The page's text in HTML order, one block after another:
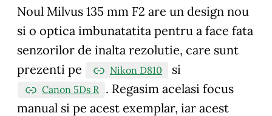
Noul Milvus 135 mm F2 are un design nou
si o optica imbunatatita pentru a face fata
senzorilor de inalta rezolutie, care sunt
prezenti pe
Nikon D810 si
Canon 5Ds R
. Regasim acelasi focus
manual si pe acest exemplar, iar acest